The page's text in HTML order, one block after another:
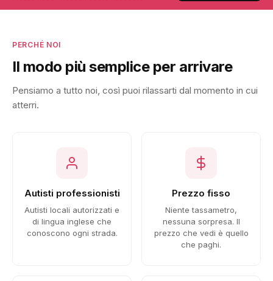
PERCHÉ NOI
Il modo più semplice per arrivare
Pensiamo a tutto noi, così puoi rilassarti dal momento in cui
atterri.
Autisti professionisti
Autisti locali autorizzati e
di lingua inglese che
conoscono ogni strada.
Prezzo fisso
Niente tassametro,
nessuna sorpresa. Il
prezzo che vedi è quello
che paghi.